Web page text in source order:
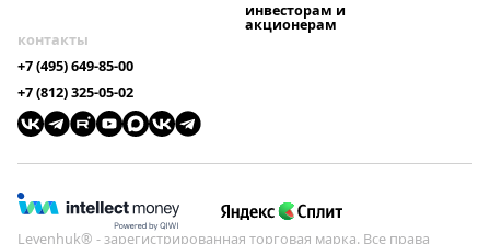
инвесторам и
акционерам
контакты
+7 (495) 649-85-00
+7 (812) 325-05-02
Levenhuk® - зарегистрированная торговая марка. Все права